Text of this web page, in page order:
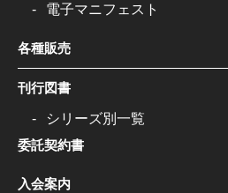
電子マニフェスト
各種販売
刊行図書
シリーズ別一覧
委託契約書
入会案内